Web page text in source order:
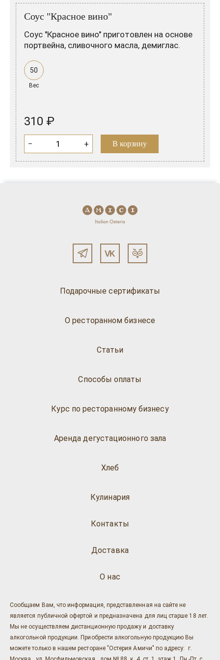
Итальянские вина
Французские вина
Испанские вина
Граппа
Водка
Саке
Соус "Красное вино"
Соус "Красное вино" приготовлен на основе
портвейна, сливочного масла, демиглас.
50
Вес
310 ₽
− + В корзину
Подарочные сертификаты
О ресторанном бизнесе
Статьи
Способы оплаты
Курс по ресторанному бизнесу
Аренда дегустационного зала
Хлеб
Кулинария
О нас
Доставка
Контакты
Сообщаем Вам, что информация, представленная на сайте не
является публичной офертой и предназначена для лиц старше 18 лет.
Мы не осуществляем дистанционную продажу и доставку
алкогольной продукции. Приобрести алкогольную продукцию Вы
можете только в нашем ресторане "Остерия Амичи" по адресу: г.